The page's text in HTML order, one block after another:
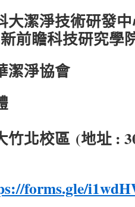
大潔淨技術研發
前瞻科技研究學
潔淨協會
竹北校區 (地址 :
forms.gle/